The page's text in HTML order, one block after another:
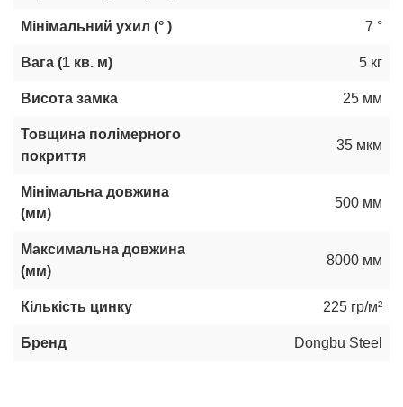
Мінімальний ухил (° ) 7 °
Вага (1 кв. м) 5 кг
Висота замка 25 мм
Товщина полімерного
покриття
35 мкм
Мінімальна довжина
(мм)
500 мм
Максимальна довжина
(мм)
8000 мм
Кількість цинку 225 гр/м²
Бренд Dongbu Steel